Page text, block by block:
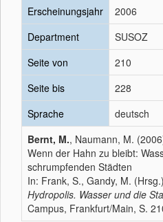
Erscheinungsjahr
2006
Department
SUSOZ
Seite von
210
Seite bis
228
Sprache
deutsch
Bernt, M., Naumann, M.
Wenn der Hahn zu bleibt:
schrumpfenden Städten
In: Frank, S., Gandy, M. (Hrsg.)
Hydropolis. Wasser und die
Campus, Frankfurt/Main, S.